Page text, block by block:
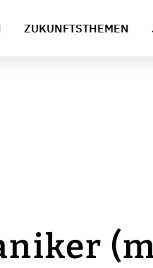
ZUKUNFTSTHEMEN